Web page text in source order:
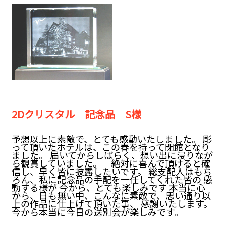
2Dクリスタル 記念品 S様
予想以上に素敵で、とても感動いたしました。 彫
って頂いたホテルは、この春を持って閉館となり
ました。 届いてからしばらく、想い出に浸りなが
ら観賞していました。 絶対に喜んで頂けると確
信し、早く皆に披露したいです。 総支配人はもち
ろん、私に記念品の手配を一任してくれた皆の 感
動する様が 今から、とても楽しみです 本当に心
から、日も無い中、こんなに素敵で、思い通り以
上の作品に仕上げて頂いた事、 感謝いたします。
今から本当に今日の送別会が楽しみです。